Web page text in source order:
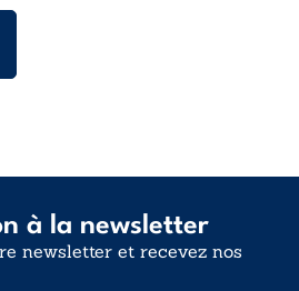
à la newsletter
newsletter et recevez nos